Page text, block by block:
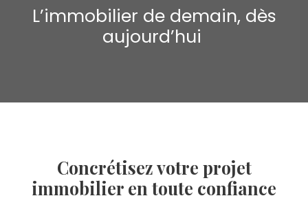
L’immobilier de demain, dès
aujourd’hui
Concrétisez votre projet
immobilier en toute confiance